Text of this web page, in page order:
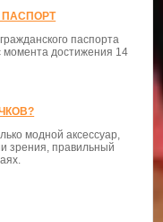
паспорта
момента достижения 14
модной аксессуар,
зрения, правильный